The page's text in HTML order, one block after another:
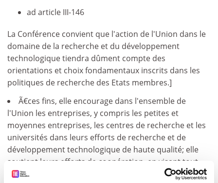
ad article III-146
La Conférence convient que l'action de l'Union dans le
domaine de la recherche et du développement
technologique tiendra dûment compte des
orientations et choix fondamentaux inscrits dans les
politiques de recherche des Etats membres.]
Ã€ces fins, elle encourage dans l'ensemble de
l'Union les entreprises, y compris les petites et
moyennes entreprises, les centres de recherche et les
universités dans leurs efforts de recherche et de
développement technologique de haute qualité; elle
soutient leurs efforts de coopération, en visant tout
particulièrement à permettre aux chercheurs de